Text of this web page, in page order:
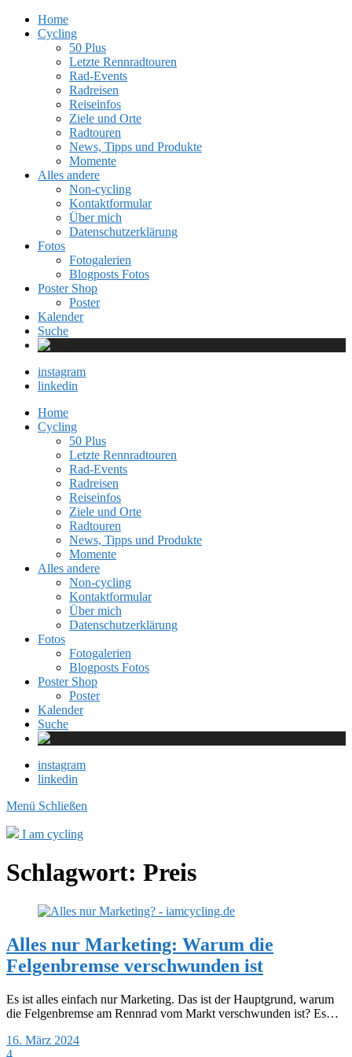
Home
Cycling
50 Plus
Letzte Rennradtouren
Rad-Events
Radreisen
Reiseinfos
Ziele und Orte
Radtouren
News, Tipps und Produkte
Momente
Alles andere
Non-cycling
Kontaktformular
Über mich
Datenschutzerklärung
Fotos
Fotogalerien
Blogposts Fotos
Poster Shop
Poster
Kalender
Suche
instagram
linkedin
Home
Cycling
50 Plus
Letzte Rennradtouren
Rad-Events
Radreisen
Reiseinfos
Ziele und Orte
Radtouren
News, Tipps und Produkte
Momente
Alles andere
Non-cycling
Kontaktformular
Über mich
Datenschutzerklärung
Fotos
Fotogalerien
Blogposts Fotos
Poster Shop
Poster
Kalender
Suche
instagram
linkedin
Menü Schließen
I am cycling
Schlagwort: Preis
Alles nur Marketing: Warum die
Felgenbremse verschwunden ist
Es ist alles einfach nur Marketing. Das ist der Hauptgrund, warum
die Felgenbremse am Rennrad vom Markt verschwunden ist? Es…
16. März 2024
4